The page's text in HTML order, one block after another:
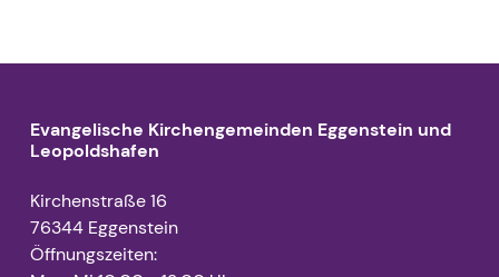
Evangelische Kirchengemeinden Eggenstein und
Leopoldshafen
Kirchenstraße 16
76344 Eggenstein
Öffnungszeiten: